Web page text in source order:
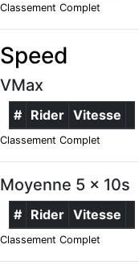
Classement Complet
Speed
VMax
# Rider Vitesse
Classement Complet
Moyenne 5 x 10s
# Rider Vitesse
Classement Complet